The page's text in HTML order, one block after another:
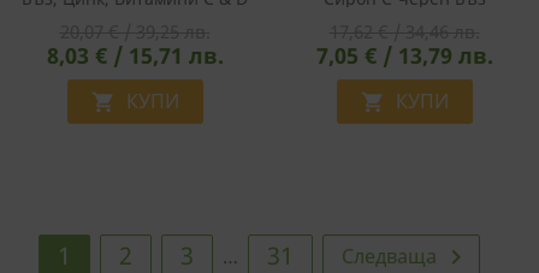
8,03 € / 15,71 лв.
 КУПИ
7,05 € / 13,79 лв.
 КУПИ
1 2 3 … 31 Следваща 